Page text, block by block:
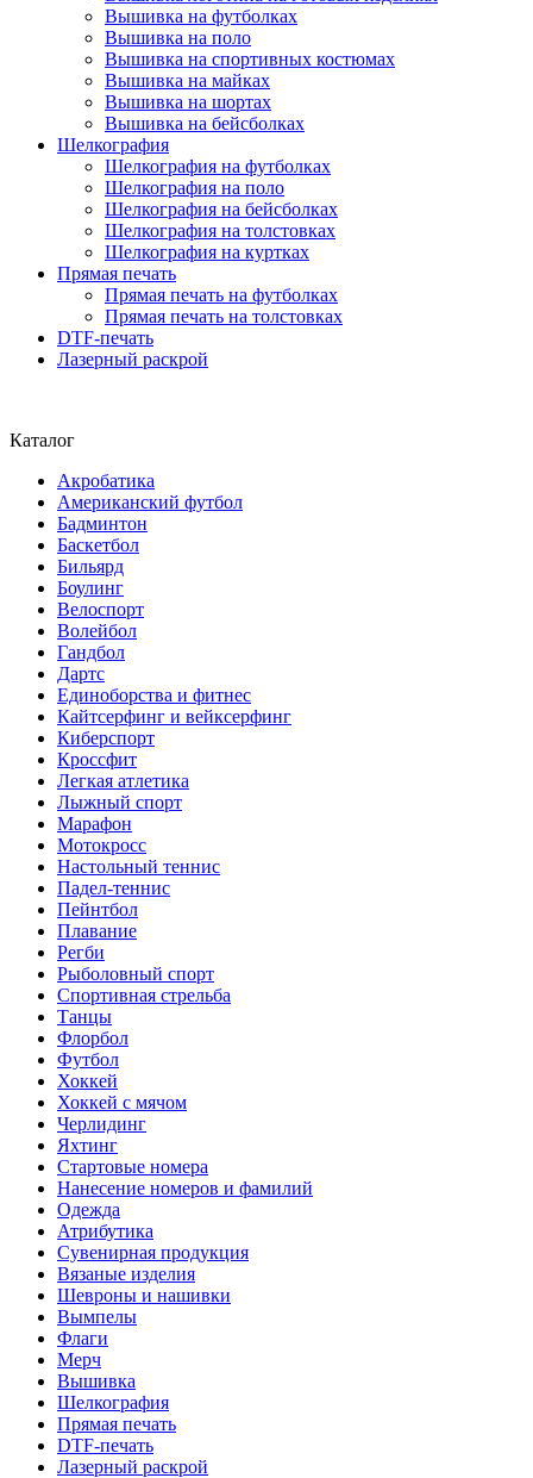
Вышивка на футболках
Вышивка на поло
Вышивка на спортивных костюмах
Вышивка на майках
Вышивка на шортах
Вышивка на бейсболках
Шелкография
Шелкография на футболках
Шелкография на поло
Шелкография на бейсболках
Шелкография на толстовках
Шелкография на куртках
Прямая печать
Прямая печать на футболках
Прямая печать на толстовках
DTF-печать
Лазерный раскрой
Каталог
Акробатика
Американский футбол
Бадминтон
Баскетбол
Бильярд
Боулинг
Велоспорт
Волейбол
Гандбол
Дартс
Единоборства и фитнес
Кайтсерфинг и вейксерфинг
Киберспорт
Кроссфит
Легкая атлетика
Лыжный спорт
Марафон
Мотокросс
Настольный теннис
Падел-теннис
Пейнтбол
Плавание
Регби
Рыболовный спорт
Спортивная стрельба
Танцы
Флорбол
Футбол
Хоккей
Хоккей с мячом
Черлидинг
Яхтинг
Стартовые номера
Нанесение номеров и фамилий
Одежда
Атрибутика
Сувенирная продукция
Вязаные изделия
Шевроны и нашивки
Вымпелы
Флаги
Мерч
Вышивка
Шелкография
Прямая печать
DTF-печать
Лазерный раскрой